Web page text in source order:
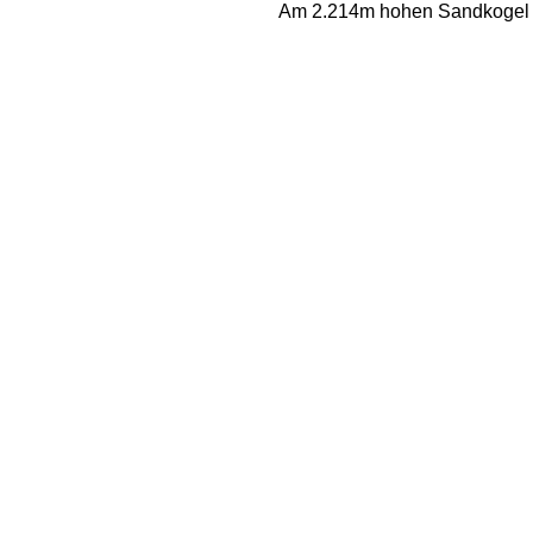
Am 2.214m hohen